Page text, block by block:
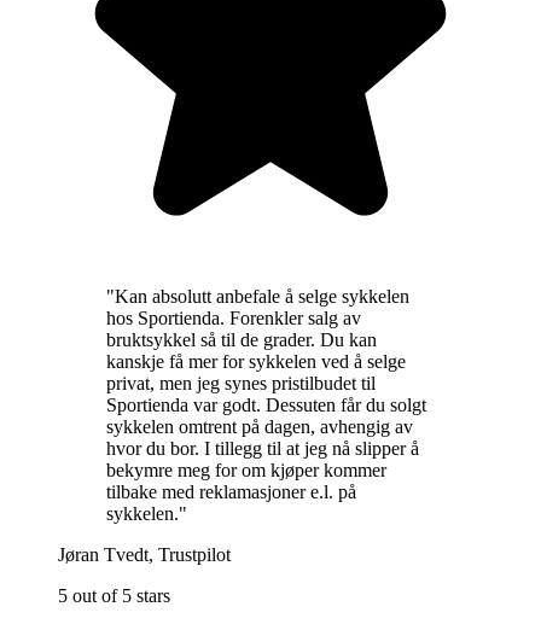
"Kan absolutt anbefale å selge sykkelen
hos Sportienda. Forenkler salg av
bruktsykkel så til de grader. Du kan
kanskje få mer for sykkelen ved å selge
privat, men jeg synes pristilbudet til
Sportienda var godt. Dessuten får du solgt
sykkelen omtrent på dagen, avhengig av
hvor du bor. I tillegg til at jeg nå slipper å
bekymre meg for om kjøper kommer
tilbake med reklamasjoner e.l. på
sykkelen."
Jøran Tvedt, Trustpilot
5 out of 5 stars